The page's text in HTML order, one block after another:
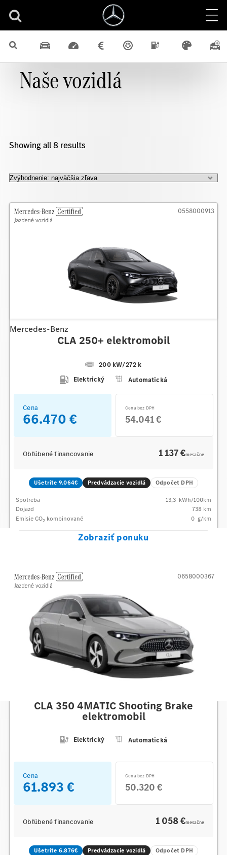
Naše vozidlá
Showing all 8 results
Mercedes-Benz
CLA 250+ elektromobil
200 kW/272 k
Elektrický
Automatická
0558000913
Cena
66.470 €
Cena bez DPH
54.041 €
Obľúbené financovanie 1 137 €mesačne
Ušetríte 9.064€ Predvádzacie vozidlá Odpočet DPH
Spotreba 13,3 kWh/100km
Dojazd
738 km
Emisie CO2 kombinované 0 g/km
Zobraziť ponuku
CLA 350 4MATIC Shooting Brake
elektromobil
Elektrický Automatická
0658000367
Cena
61.893 €
Cena bez DPH
50.320 €
Obľúbené financovanie 1 058 €mesačne
Ušetríte 6.876€ Predvádzacie vozidlá Odpočet DPH